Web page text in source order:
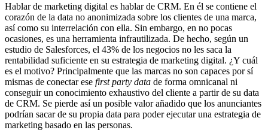
Hablar de marketing digital es hablar de CRM. En él se contiene el
corazón de la data no anonimizada sobre los clientes de una marca,
así como su interrelación con ella. Sin embargo, en no pocas
ocasiones, es una herramienta infrautilizada. De hecho, según un
estudio de Salesforces, el 43% de los negocios no les saca la
rentabilidad suficiente en su estrategia de marketing digital. ¿Y cuál
es el motivo? Principalmente que las marcas no son capaces por sí
mismas de conectar ese first party data de forma omnicanal ni
conseguir un conocimiento exhaustivo del cliente a partir de su data
de CRM. Se pierde así un posible valor añadido que los anunciantes
podrían sacar de su propia data para poder ejecutar una estrategia de
marketing basado en las personas.